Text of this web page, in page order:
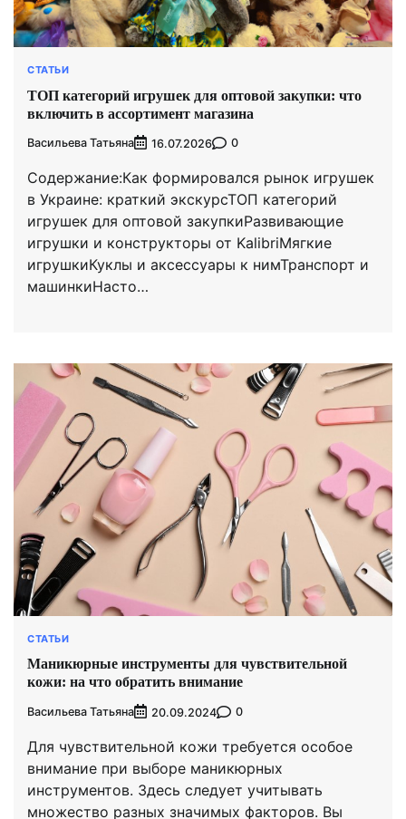
СТАТЬИ
ТОП категорий игрушек для оптовой закупки: что
включить в ассортимент магазина
Васильева Татьяна 16.07.2026 0
Содержание:Как формировался рынок игрушек
в Украине: краткий экскурсТОП категорий
игрушек для оптовой закупкиРазвивающие
игрушки и конструкторы от KalibriМягкие
игрушкиКуклы и аксессуары к нимТранспорт и
машинкиНасто…
СТАТЬИ
Маникюрные инструменты для чувствительной
кожи: на что обратить внимание
Васильева Татьяна 20.09.2024 0
Для чувствительной кожи требуется особое
внимание при выборе маникюрных
инструментов. Здесь следует учитывать
множество разных значимых факторов. Вы